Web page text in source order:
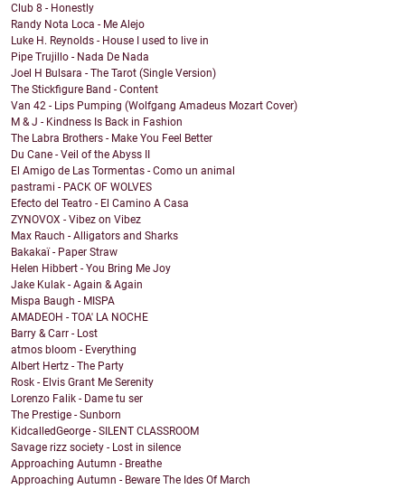
Club 8 - Honestly
Randy Nota Loca - Me Alejo
Luke H. Reynolds - House I used to live in
Pipe Trujillo - Nada De Nada
Joel H Bulsara - The Tarot (Single Version)
The Stickfigure Band - Content
Van 42 - Lips Pumping (Wolfgang Amadeus Mozart Cover)
M & J - Kindness Is Back in Fashion
The Labra Brothers - Make You Feel Better
Du Cane - Veil of the Abyss II
El Amigo de Las Tormentas - Como un animal
pastrami - PACK OF WOLVES
Efecto del Teatro - El Camino A Casa
ZYNOVOX - Vibez on Vibez
Max Rauch - Alligators and Sharks
Bakakaï - Paper Straw
Helen Hibbert - You Bring Me Joy
Jake Kulak - Again & Again
Mispa Baugh - MISPA
AMADEOH - TOA' LA NOCHE
Barry & Carr - Lost
atmos bloom - Everything
Albert Hertz - The Party
Rosk - Elvis Grant Me Serenity
Lorenzo Falik - Dame tu ser
The Prestige - Sunborn
KidcalledGeorge - SILENT CLASSROOM
Savage rizz society - Lost in silence
Approaching Autumn - Breathe
Approaching Autumn - Beware The Ides Of March